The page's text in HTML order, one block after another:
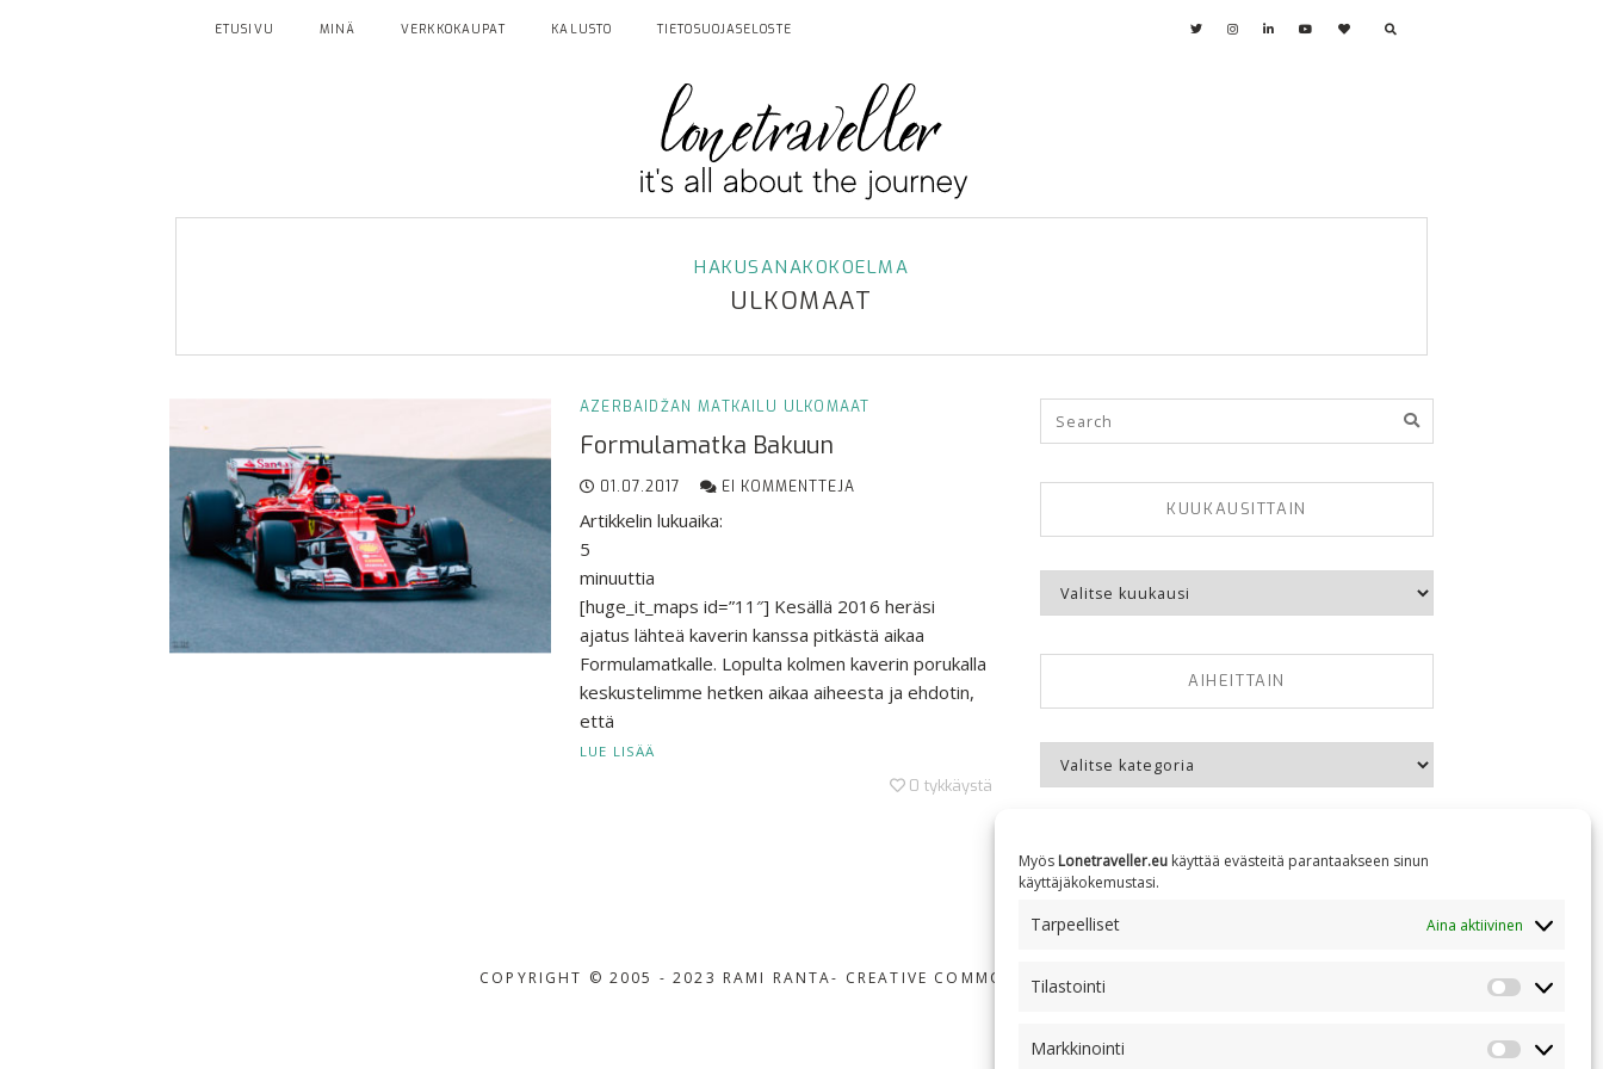
Myös Lonetraveller.eu käyttää evästeitä parantaakseen sinun
käyttäjäkokemustasi.
Tarpeelliset Aina aktiivinen
Tilastointi
Tilastointi
Markkinointi
ETUSIVU MINÄ VERKKOKAUPAT KALUSTO TIETOSUOJASELOSTE
HAKUSANAKOKOELMA
ULKOMAAT
AZERBAIDŽAN MATKAILU ULKOMAAT
Formulamatka Bakuun
01.07.2017 EI KOMMENTTEJA
Artikkelin lukuaika:
5
minuuttia
[huge_it_maps id=”11″] Kesällä 2016 heräsi
ajatus lähteä kaverin kanssa pitkästä aikaa
Formulamatkalle. Lopulta kolmen kaverin porukalla
keskustelimme hetken aikaa aiheesta ja ehdotin,
että
LUE LISÄÄ
0 tykkäystä
KUUKAUSITTAIN
Kuukausittain
AIHEITTAIN
Aiheittain
COPYRIGHT © 2005 - 2023 RAMI RANTA- CREATIVE COMMONS BY-NC 4.0